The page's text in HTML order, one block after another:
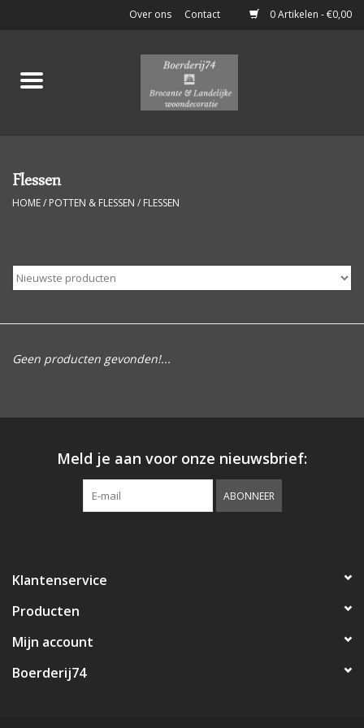
0 Artikelen - €0,00
Over ons Contact
Home
Keukenspullen
Luiken
Woonaccessoires
Flessen
HOME/ POTTEN & FLESSEN / FLESSEN
Geen producten gevonden!...
Meld je aan voor onze nieuwsbrief:
ABONNEER
Klantenservice
Producten
Mijn account
Boerderij74